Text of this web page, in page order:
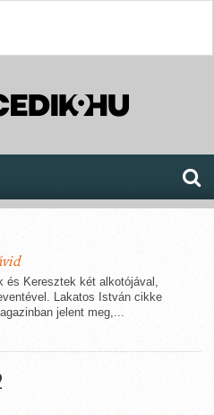
és Keresztek két alkotójával,
Lakatos István cikke
jelent meg,...